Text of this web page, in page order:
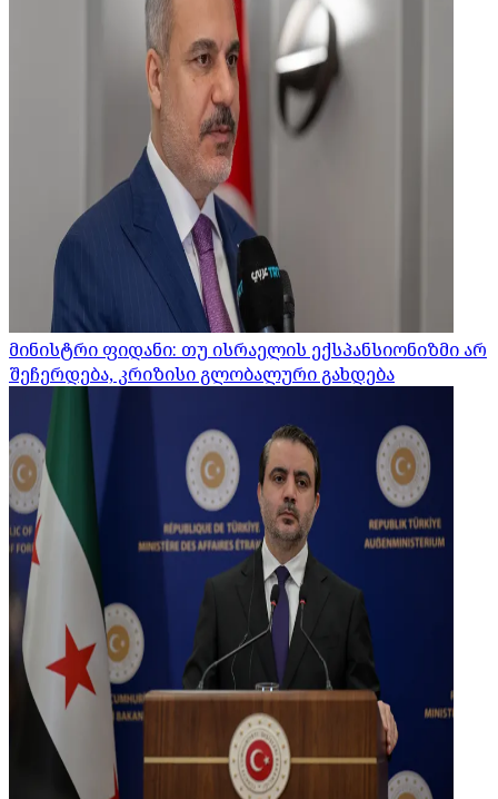
მინისტრი ფიდანი: თუ ისრაელის ექსპანსიონიზმი არ
შეჩერდება, კრიზისი გლობალური გახდება